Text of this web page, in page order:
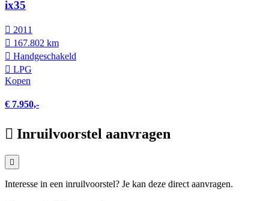
ix35
2011
167.802 km
Hand­geschakeld
LPG
Kopen
€ 7.950,-
Inruilvoorstel aanvragen
Interesse in een inruilvoorstel? Je kan deze direct aanvragen.